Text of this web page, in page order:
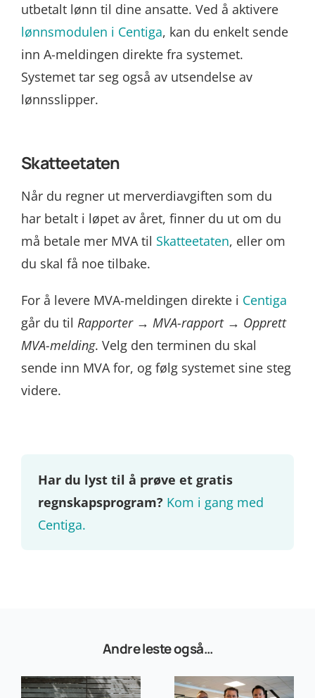
utbetalt lønn til dine ansatte. Ved å aktivere
lønnsmodulen i Centiga, kan du enkelt sende
inn A-meldingen direkte fra systemet.
Systemet tar seg også av utsendelse av
lønnsslipper.
Skatteetaten
Når du regner ut merverdiavgiften som du
har betalt i løpet av året, finner du ut om du
må betale mer MVA til Skatteetaten, eller om
du skal få noe tilbake.
For å levere MVA-meldingen direkte i Centiga
går du til Rapporter → MVA-rapport → Opprett
MVA-melding. Velg den terminen du skal
sende inn MVA for, og følg systemet sine steg
videre.
Har du lyst til å prøve et gratis
regnskapsprogram? Kom i gang med
Centiga.
Andre leste også…